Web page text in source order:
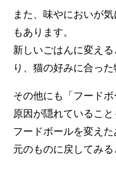
また、味やにおいが
もあります。
新しいごはんに変え
り、猫の好みに合っ
その他にも「フード
原因が隠れていること
フードボールを変えた
元のものに戻してみる